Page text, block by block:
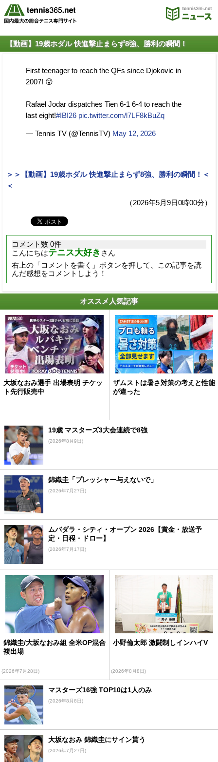
【動画】19歳ホダル 快進撃止まらず8強、勝利の瞬間！
First teenager to reach the QFs since Djokovic in
2007! 😮
Rafael Jodar dispatches Tien 6-1 6-4 to reach the
last eight!#IBI26 pic.twitter.com/l7LF8kBuZq
— Tennis TV (@TennisTV) May 12, 2026
＞＞【動画】19歳ホダル 快進撃止まらず8強、勝利の瞬間！＜
＜
（2026年5月9日0時00分）
コメント数 0件
こんにちはテニス大好き さん
右上の「コメントを書く」ボタンを押して、この記事を読
んだ感想をコメントしよう！
オススメ人気記事
大坂なおみ選手 出場表明 チケッ
ト先行販売中
ザムストは暑さ対策の考えと性能
が違った
19歳 マスターズ3大会連続で8強
(2026年8月9日)
錦織圭「プレッシャー与えないで」
(2026年7月27日)
ムバダラ・シティ・オープン 2026【賞金・放送予
定・日程・ドロー】
(2026年7月17日)
錦織圭/大坂なおみ組 全米OP混合
複出場
(2026年7月28日)
小野倫太郎 激闘制しインハイV
(2026年8月8日)
マスターズ16強 TOP10は1人のみ
(2026年8月8日)
大坂なおみ 錦織圭にサイン貰う
(2026年7月27日)